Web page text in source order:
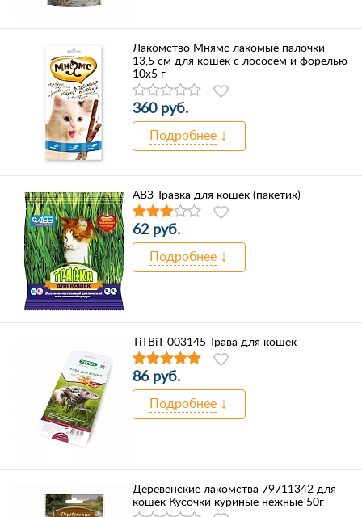
Лакомство Мнямс лакомые палочки
13,5 см для кошек с лососем и форелью
10х5 г
360 руб.
Подробнее
АВЗ Травка для кошек (пакетик)
62 руб.
Подробнее
TiTBiT 003145 Трава для кошек
86 руб.
Подробнее
Деревенские лакомства 79711342 для
кошек Кусочки куриные нежные 50г